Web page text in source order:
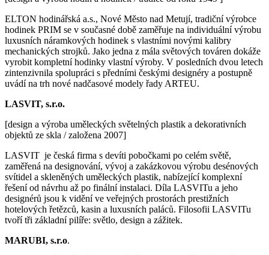
ELTON hodinářská a.s., Nové Město nad Metují, tradiční výrobce
hodinek PRIM se v současné době zaměřuje na individuální výrobu
luxusních náramkových hodinek s vlastními novými kalibry
mechanických strojků. Jako jedna z mála světových továren dokáže
vyrobit kompletní hodinky vlastní výroby. V posledních dvou letech
zintenzivnila spolupráci s předními českými designéry a postupně
uvádí na trh nové nadčasové modely řady ARTEU.
LASVIT, s.r.o.
[design a výroba uměleckých světelných plastik a dekorativních
objektů ze skla / založena 2007]
LASVIT je česká firma s devíti pobočkami po celém světě,
zaměřená na designování, vývoj a zakázkovou výrobu desénových
svítidel a skleněných uměleckých plastik, nabízející komplexní
řešení od návrhu až po finální instalaci. Díla LASVITu a jeho
designérů jsou k vidění ve veřejných prostorách prestižních
hotelových řetězců, kasin a luxusních paláců. Filosofii LASVITu
tvoří tři základní pilíře: světlo, design a zážitek.
MARUBI, s.r.o.